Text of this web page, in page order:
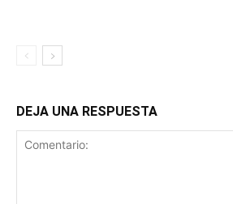
DEJA UNA RESPUESTA